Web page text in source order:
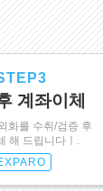
계좌이체
화를 수취/검증 후
해 드립니다ㅣ.